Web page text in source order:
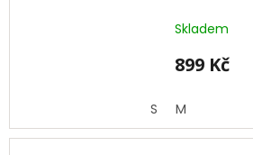
Skladem
899 Kč
S M